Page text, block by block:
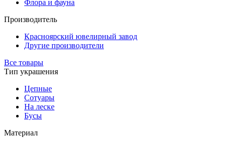
Флора и фауна
Производитель
Красноярский ювелирный завод
Другие производители
Все товары
Тип украшения
Цепные
Сотуары
На леске
Бусы
Материал